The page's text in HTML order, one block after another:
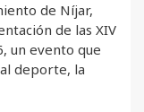
de Níjar,
de las XIV
un evento que
deporte, la